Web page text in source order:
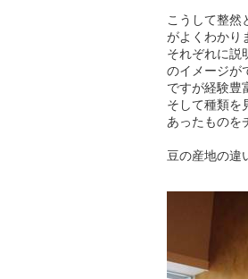
こうして整然
がよくわかり
それぞれに説
のイメージが
ですが経験豊
そして種類を
あったものを
豆の産地の違